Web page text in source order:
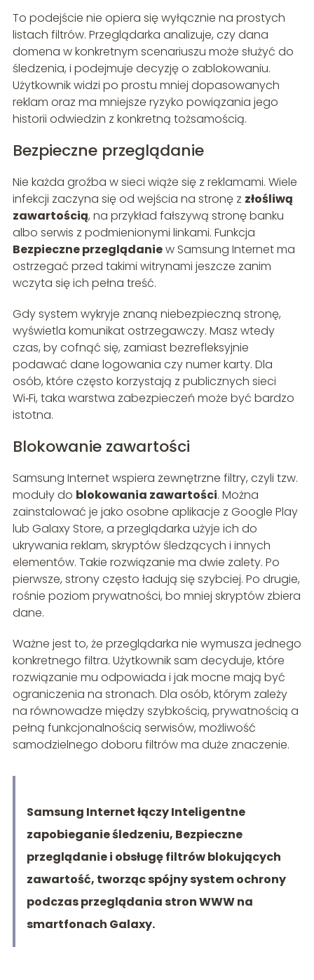
To podejście nie opiera się wyłącznie na prostych
listach filtrów. Przeglądarka analizuje, czy dana
domena w konkretnym scenariuszu może służyć do
śledzenia, i podejmuje decyzję o zablokowaniu.
Użytkownik widzi po prostu mniej dopasowanych
reklam oraz ma mniejsze ryzyko powiązania jego
historii odwiedzin z konkretną tożsamością.
Bezpieczne przeglądanie
Nie każda groźba w sieci wiąże się z reklamami. Wiele
infekcji zaczyna się od wejścia na stronę z złośliwą
zawartością, na przykład fałszywą stronę banku
albo serwis z podmienionymi linkami. Funkcja
Bezpieczne przeglądaniew Samsung Internet ma
ostrzegać przed takimi witrynami jeszcze zanim
wczyta się ich pełna treść.
Gdy system wykryje znaną niebezpieczną stronę,
wyświetla komunikat ostrzegawczy. Masz wtedy
czas, by cofnąć się, zamiast bezrefleksyjnie
podawać dane logowania czy numer karty. Dla
osób, które często korzystają z publicznych sieci
Wi‑Fi, taka warstwa zabezpieczeń może być bardzo
istotna.
Blokowanie zawartości
Samsung Internet wspiera zewnętrzne filtry, czyli tzw.
moduły do blokowania zawartości. Można
zainstalować je jako osobne aplikacje z Google Play
lub Galaxy Store, a przeglądarka użyje ich do
ukrywania reklam, skryptów śledzących i innych
elementów. Takie rozwiązanie ma dwie zalety. Po
pierwsze, strony często ładują się szybciej. Po drugie,
rośnie poziom prywatności, bo mniej skryptów zbiera
dane.
Ważne jest to, że przeglądarka nie wymusza jednego
konkretnego filtra. Użytkownik sam decyduje, które
rozwiązanie mu odpowiada i jak mocne mają być
ograniczenia na stronach. Dla osób, którym zależy
na równowadze między szybkością, prywatnością a
pełną funkcjonalnością serwisów, możliwość
samodzielnego doboru filtrów ma duże znaczenie.
Samsung Internet łączy Inteligentne
zapobieganie śledzeniu, Bezpieczne
przeglądanie i obsługę filtrów blokujących
zawartość, tworząc spójny system ochrony
podczas przeglądania stron WWW na
smartfonach Galaxy.